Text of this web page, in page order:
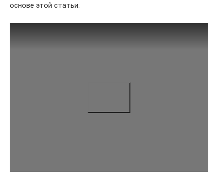
основе этой статьи: